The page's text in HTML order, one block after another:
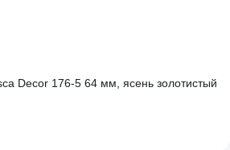
Decor 176-5 64 мм, ясень золотистый